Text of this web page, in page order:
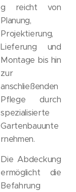
g reicht von
Planung,
Projektierung,
Lieferung und
Montage bis hin
zur
anschließenden
Pflege durch
spezialisierte
Gartenbauunte
rnehmen.
Die Abdeckung
ermöglicht die
Befahrung